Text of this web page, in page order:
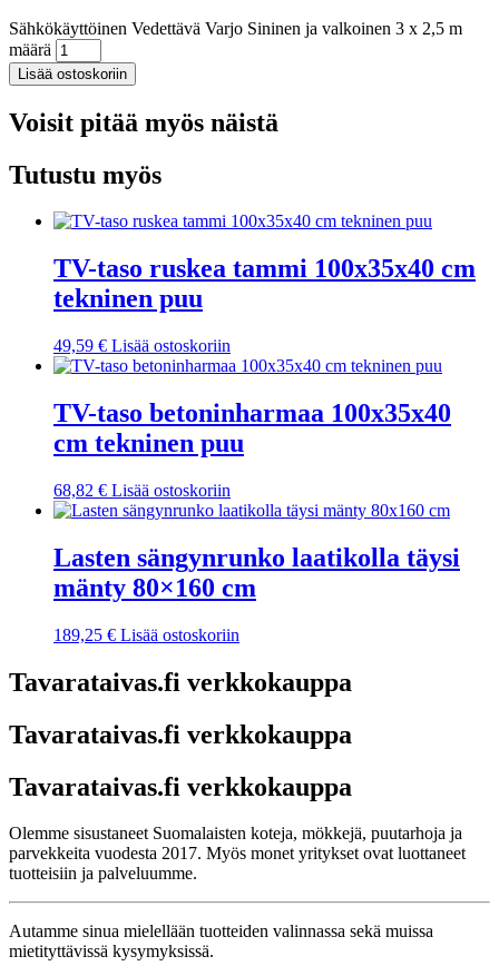
Sähkökäyttöinen Vedettävä Varjo Sininen ja valkoinen 3 x 2,5 m
määrä
Lisää ostoskoriin
Voisit pitää myös näistä
Tutustu myös
TV-taso ruskea tammi 100x35x40 cm
tekninen puu
49,59 € Lisää ostoskoriin
TV-taso betoninharmaa 100x35x40
cm tekninen puu
68,82 € Lisää ostoskoriin
Lasten sängynrunko laatikolla täysi
mänty 80×160 cm
189,25 € Lisää ostoskoriin
Tavarataivas.fi verkkokauppa
Tavarataivas.fi verkkokauppa
Tavarataivas.fi verkkokauppa
Olemme sisustaneet Suomalaisten koteja, mökkejä, puutarhoja ja
parvekkeita vuodesta 2017. Myös monet yritykset ovat luottaneet
tuotteisiin ja palveluumme.
Autamme sinua mielellään tuotteiden valinnassa sekä muissa
mietityttävissä kysymyksissä.